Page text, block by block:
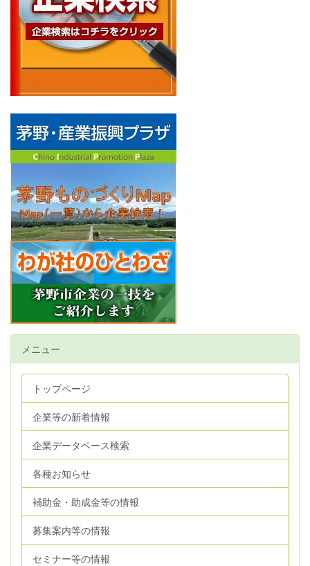
メニュー
トップページ
企業等の新着情報
企業データベース検索
各種お知らせ
補助金・助成金等の情報
募集案内等の情報
セミナー等の情報